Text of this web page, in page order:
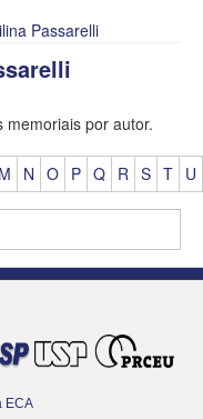
Passarelli
memoriais por autor.
M N O P Q R S T U
ECA